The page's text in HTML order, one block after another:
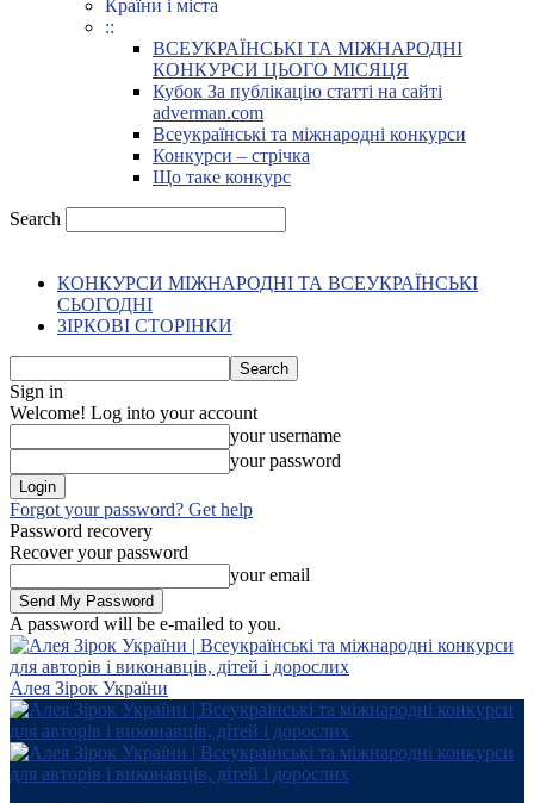
Країни і міста
::
ВСЕУКРАЇНСЬКІ ТА МІЖНАРОДНІ
КОНКУРСИ ЦЬОГО МІСЯЦЯ
Кубок За публікацію статті на сайті
adverman.com
Всеукраїнські та міжнародні конкурси
Конкурси – стрічка
Що таке конкурс
Search
КОНКУРСИ МІЖНАРОДНІ ТА ВСЕУКРАЇНСЬКІ
СЬОГОДНІ
ЗІРКОВІ СТОРІНКИ
Sign in
Welcome! Log into your account
your username
your password
Forgot your password? Get help
Password recovery
Recover your password
your email
A password will be e-mailed to you.
Алея Зірок України